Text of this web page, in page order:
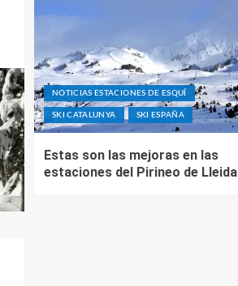
NOTICIAS ESTACIONES DE ESQUÍ
SKI CATALUNYA SKI ESPAÑA
Estas son las mejoras en las
estaciones del Pirineo de Lleida